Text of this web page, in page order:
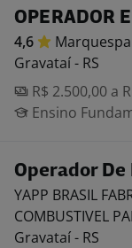
OPERADOR
4,6
Gravataí - RS
R$ 2.500,00 a
Ensino
Operador
YAPP BRASIL
COMBUSTIVEL
Gravataí - RS